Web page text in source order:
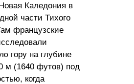
Каледония в
части Тихого
французские
гору на глубине
м (1640 футов) под
когда